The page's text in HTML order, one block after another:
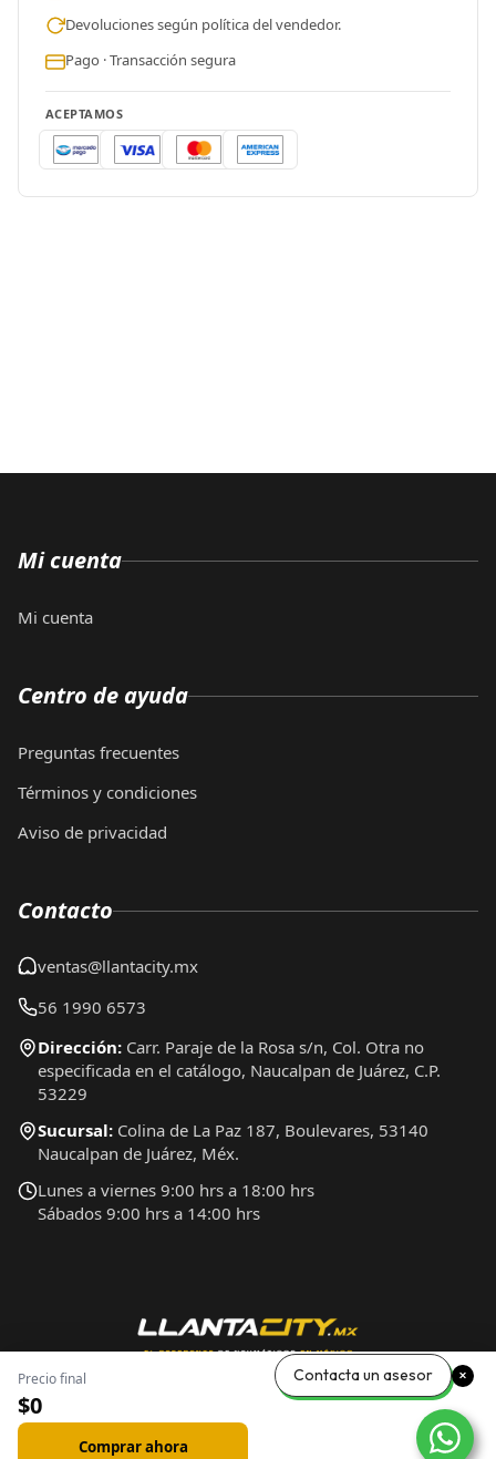
Devoluciones según política del vendedor.
Pago · Transacción segura
ACEPTAMOS
Precio final
$0
Comprar ahora
Mi cuenta
Mi cuenta
Centro de ayuda
Preguntas frecuentes
Términos y condiciones
Aviso de privacidad
Contacto
ventas@llantacity.mx
56 1990 6573
Dirección: Carr. Paraje de la Rosa s/n, Col. Otra no
especificada en el catálogo, Naucalpan de Juárez, C.P.
53229
Sucursal: Colina de La Paz 187, Boulevares, 53140
Naucalpan de Juárez, Méx.
Lunes a viernes 9:00 hrs a 18:00 hrs
Sábados 9:00 hrs a 14:00 hrs
Contacta un asesor